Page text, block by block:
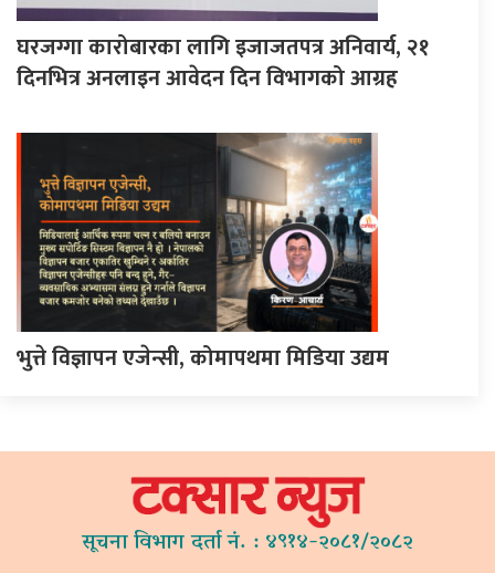
घरजग्गा कारोबारका लागि इजाजतपत्र अनिवार्य, २१
दिनभित्र अनलाइन आवेदन दिन विभागको आग्रह
भुत्ते विज्ञापन एजेन्सी, कोमापथमा मिडिया उद्यम
सूचना विभाग दर्ता नं. : ४९१४-२०८१/२०८२